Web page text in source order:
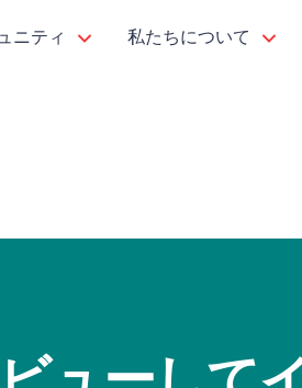
ニティ 私たちについて